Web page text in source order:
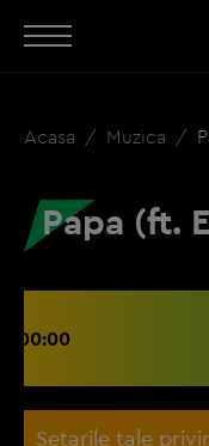
Acasa Muzica
Papa (ft.
00:00
Setarile tale